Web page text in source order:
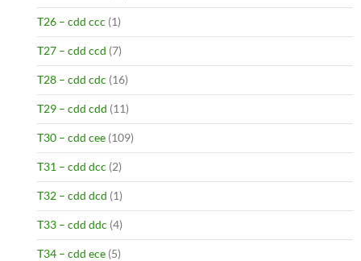
T26 – cdd ccc (1)
T27 – cdd ccd (7)
T28 – cdd cdc (16)
T29 – cdd cdd (11)
T30 – cdd cee (109)
T31 – cdd dcc (2)
T32 – cdd dcd (1)
T33 – cdd ddc (4)
T34 – cdd ece (5)